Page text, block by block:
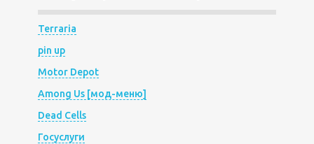
Terraria
pin up
Motor Depot
Among Us [мод-меню]
Dead Cells
Госуслуги